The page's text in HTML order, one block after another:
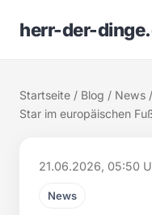
herr-der-
Startseite / Blog / News
Star im europäischen
21.06.2026, 05:50
News